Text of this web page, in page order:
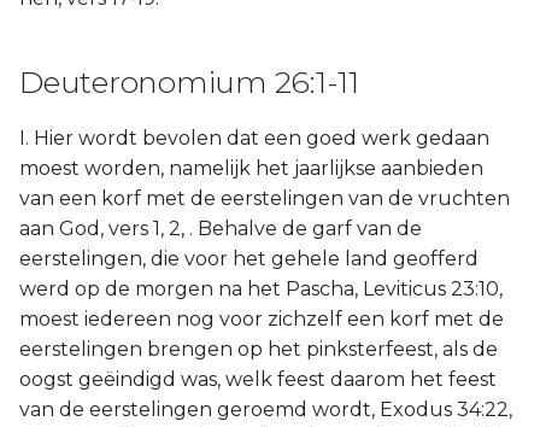
Deuteronomium 26:1-11
I. Hier wordt bevolen dat een goed werk gedaan
moest worden, namelijk het jaarlijkse aanbieden
van een korf met de eerstelingen van de vruchten
aan God, vers 1, 2, . Behalve de garf van de
eerstelingen, die voor het gehele land geofferd
werd op de morgen na het Pascha, Leviticus 23:10,
moest iedereen nog voor zichzelf een korf met de
eerstelingen brengen op het pinksterfeest, als de
oogst geëindigd was, welk feest daarom het feest
van de eerstelingen geroemd wordt, Exodus 34:22,